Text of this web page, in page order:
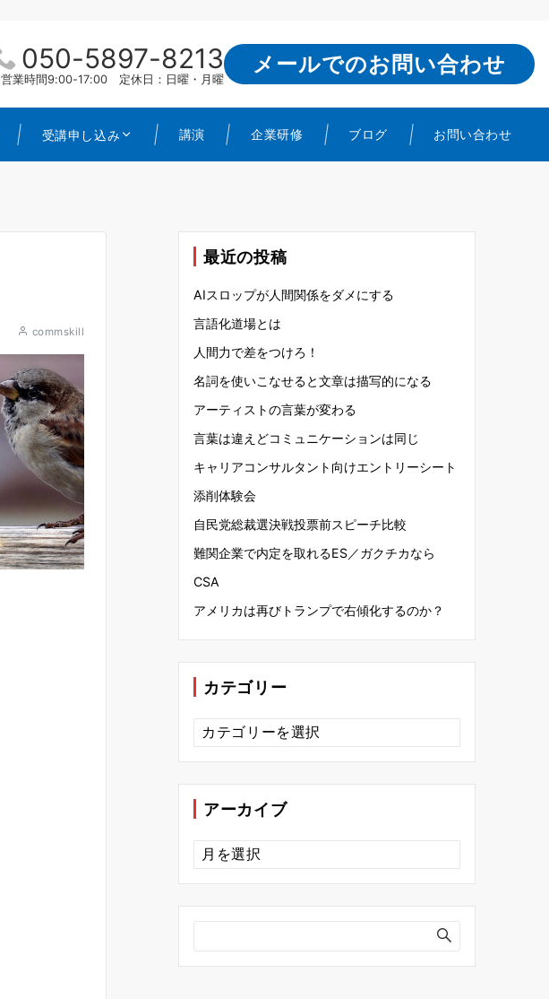
050-5897-8213
営業時間9:00-17:00 定休日：日曜・月曜
メールでのお問い合わせ
受講申し込み 講演 企業研修 ブログ お問い合わせ
commskill
最近の投稿
AIスロップが人間関係をダメにする
言語化道場とは
人間力で差をつけろ！
名詞を使いこなせると文章は描写的になる
アーティストの言葉が変わる
言葉は違えどコミュニケーションは同じ
キャリアコンサルタント向けエントリーシート
添削体験会
自民党総裁選決戦投票前スピーチ比較
難関企業で内定を取れるES／ガクチカなら
CSA
アメリカは再びトランプで右傾化するのか？
カテゴリー
カ
テ
ゴ
ー
アーカイブ
ア
ー
カ
ブ